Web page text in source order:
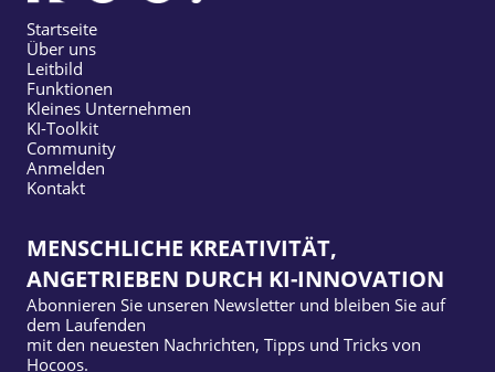
Startseite
Über uns
Leitbild
Funktionen
Kleines Unternehmen
KI-Toolkit
Community
Anmelden
Kontakt
MENSCHLICHE KREATIVITÄT,
ANGETRIEBEN DURCH KI-INNOVATION
Abonnieren Sie unseren Newsletter und bleiben Sie auf
dem Laufenden
mit den neuesten Nachrichten, Tipps und Tricks von
Hocoos.